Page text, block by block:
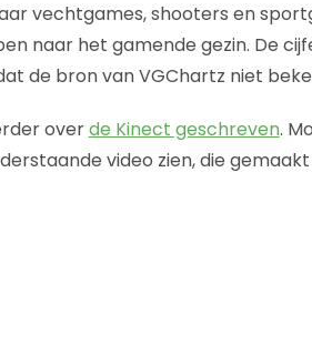
vechtgames, shooters en
naar het gamende gezin. De
de bron van VGChartz niet
overde Kinect geschreven.
video zien, die gemaakt